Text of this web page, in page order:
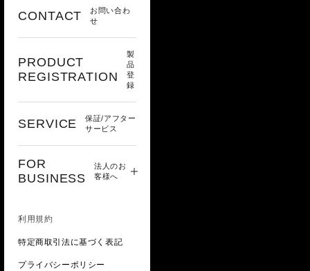
CONTACT
お問い合わ
せ
PRODUCT
REGISTRATION
製
品
登
録
SERVICE
保証/アフター
サービス
FOR
BUSINESS
法人のお
客様へ
利用規約
特定商取引法に基づく表記
プライバシーポリシー